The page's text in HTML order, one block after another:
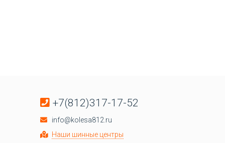
+7(812)317-17-52
info@kolesa812.ru
Наши шинные центры